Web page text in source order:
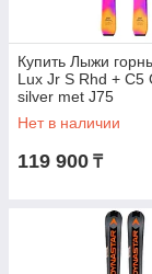
Купить Лыжи
Lux Jr S Rhd + C5
silver met J75
Нет в наличии
119 900 ₸